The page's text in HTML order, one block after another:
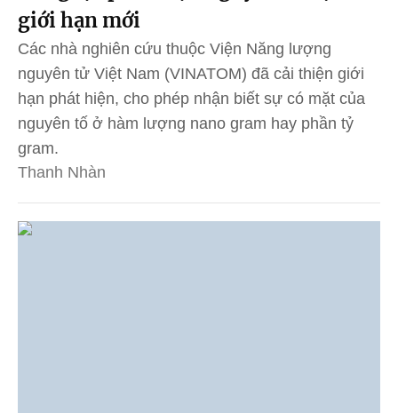
giới hạn mới
Các nhà nghiên cứu thuộc Viện Năng lượng
nguyên tử Việt Nam (VINATOM) đã cải thiện giới
hạn phát hiện, cho phép nhận biết sự có mặt của
nguyên tố ở hàm lượng nano gram hay phần tỷ
gram.
Thanh Nhàn